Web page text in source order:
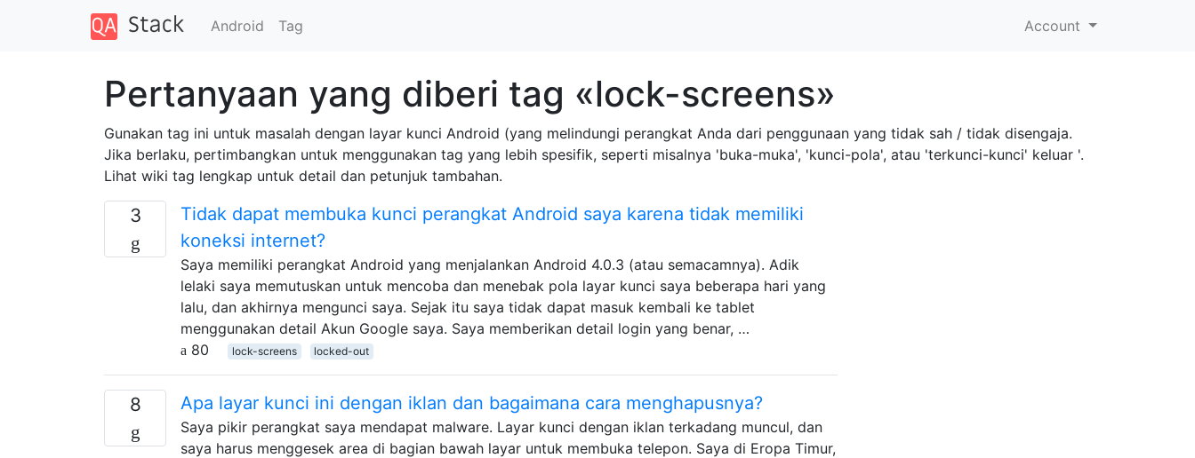
Android Tag Account
Pertanyaan yang diberi tag «lock-screens»
Gunakan tag ini untuk masalah dengan layar kunci Android (yang melindungi perangkat Anda dari penggunaan yang tidak sah / tidak disengaja.
Jika berlaku, pertimbangkan untuk menggunakan tag yang lebih spesifik, seperti misalnya 'buka-muka', 'kunci-pola', atau 'terkunci-kunci' keluar '.
Lihat wiki tag lengkap untuk detail dan petunjuk tambahan.
3
Tidak dapat membuka kunci perangkat Android saya karena tidak memiliki
koneksi internet?
Saya memiliki perangkat Android yang menjalankan Android 4.0.3 (atau semacamnya). Adik
lelaki saya memutuskan untuk mencoba dan menebak pola layar kunci saya beberapa hari yang
lalu, dan akhirnya mengunci saya. Sejak itu saya tidak dapat masuk kembali ke tablet
menggunakan detail Akun Google saya. Saya memberikan detail login yang benar, …
80
lock-screens locked-out
8 Apa layar kunci ini dengan iklan dan bagaimana cara menghapusnya?
Saya pikir perangkat saya mendapat malware. Layar kunci dengan iklan terkadang muncul, dan
saya harus menggesek area di bagian bawah layar untuk membuka telepon. Saya di Eropa Timur,